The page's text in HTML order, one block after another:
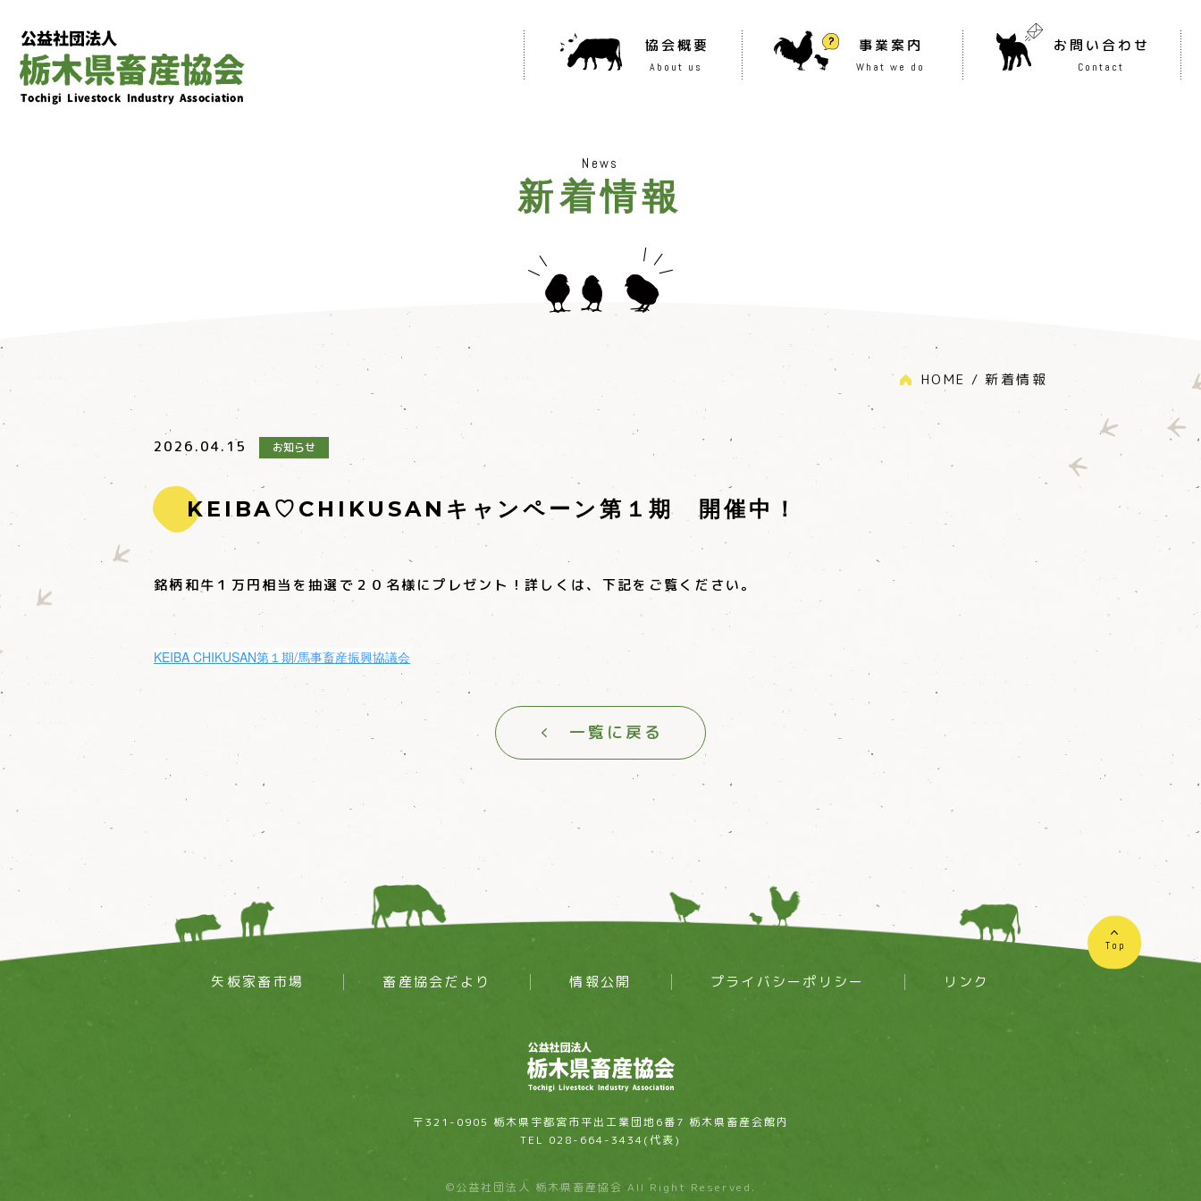
協会概要
About us
事業案内
What we do
お問い合わせ
Contact
News
新着情報
HOME 新着情報
2026.04.15 お知らせ
KEIBA♡CHIKUSANキャンペーン第１期 開催中！
銘柄和牛１万円相当を抽選で２０名様にプレゼント！詳しくは、下記をご覧ください。
KEIBA CHIKUSAN第１期/馬事畜産振興協議会
一覧に戻る
Top
矢板家畜市場 畜産協会だより 情報公開 プライバシーポリシー リンク
〒321-0905 栃木県宇都宮市平出工業団地6番7 栃木県畜産会館内
TEL 028-664-3434(代表)
©公益社団法人 栃木県畜産協会 All Right Reserved.